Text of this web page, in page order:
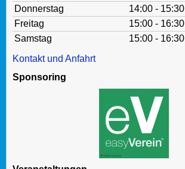
Donnerstag
14:00 - 15:30
Freitag
15:00 - 16:30
Samstag
15:00 - 16:30
Kontakt und Anfahrt
Sponsoring